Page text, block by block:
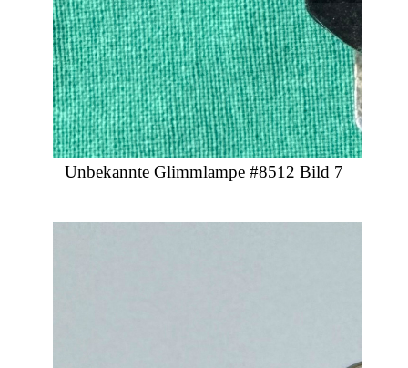
Unbekannte Glimmlampe #8512 Bild 7